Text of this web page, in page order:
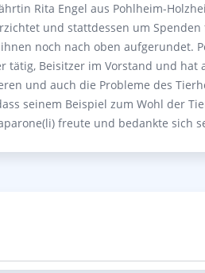
Rita Engel aus Pohlheim-
und stattdessen um
noch nach oben aufgerundet.
tätig, Beisitzer im Vorstand und
und auch die Probleme des
seinem Beispiel zum Wohl der
freute und bedankte sich